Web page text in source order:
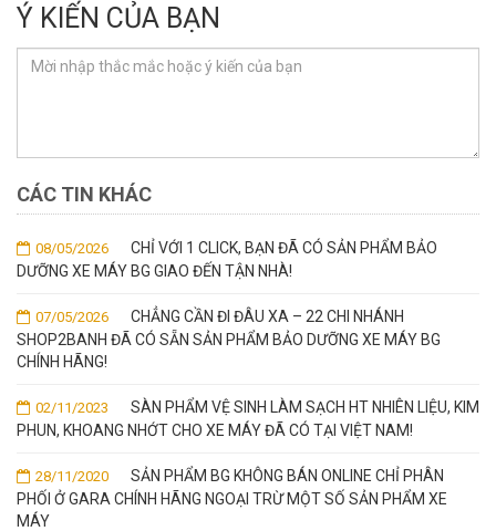
Ý KIẾN CỦA BẠN
CÁC TIN KHÁC
08/05/2026
CHỈ VỚI 1 CLICK, BẠN ĐÃ CÓ SẢN PHẨM BẢO
DƯỠNG XE MÁY BG GIAO ĐẾN TẬN NHÀ!
07/05/2026
CHẲNG CẦN ĐI ĐÂU XA – 22 CHI NHÁNH
SHOP2BANH ĐÃ CÓ SẴN SẢN PHẨM BẢO DƯỠNG XE MÁY BG
CHÍNH HÃNG!
02/11/2023
SÀN PHẨM VỆ SINH LÀM SẠCH HT NHIÊN LIỆU, KIM
PHUN, KHOANG NHỚT CHO XE MÁY ĐÃ CÓ TẠI VIỆT NAM!
28/11/2020
SẢN PHẨM BG KHÔNG BÁN ONLINE CHỈ PHÂN
PHỐI Ở GARA CHÍNH HÃNG NGOẠI TRỪ MỘT SỐ SẢN PHẨM XE
MÁY